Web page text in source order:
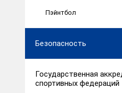
Пэйнтбол
Безопасность
Государственная
спортивных федераций